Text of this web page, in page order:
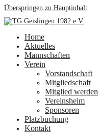
Überspringen zu Hauptinhalt
Home
Aktuelles
Mannschaften
Verein
Vorstandschaft
Mitgliedschaft
Mitglied werden
Vereinsheim
Sponsoren
Platzbuchung
Kontakt